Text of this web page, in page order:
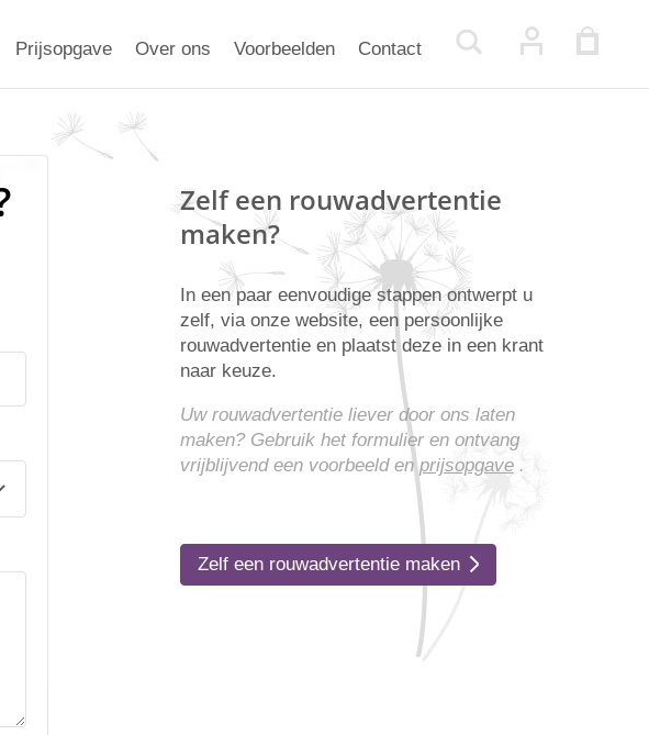
Prijsopgave Over ons Voorbeelden Contact
Zelf een rouwadvertentie
maken?
In een paar eenvoudige stappen ontwerpt u
zelf, via onze website, een persoonlijke
rouwadvertentie en plaatst deze in een krant
naar keuze.
Uw rouwadvertentie liever door ons laten
maken? Gebruik het formulier en ontvang
vrijblijvend een voorbeeld enprijsopgave.
Zelf een rouwadvertentie maken